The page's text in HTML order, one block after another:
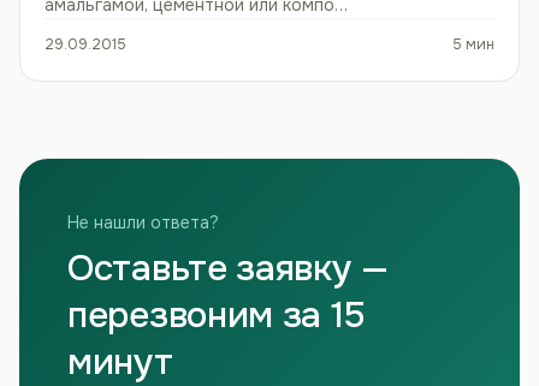
амальгамой, цементной или компо…
29.09.2015 5 мин
Не нашли ответа?
Оставьте заявку —
перезвоним за 15
минут